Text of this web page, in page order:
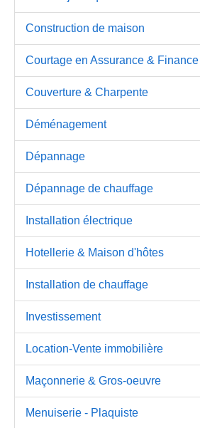
Construction de maison
Courtage en Assurance & Finance
Couverture & Charpente
Déménagement
Dépannage
Dépannage de chauffage
Installation électrique
Hotellerie & Maison d'hôtes
Installation de chauffage
Investissement
Location-Vente immobilière
Maçonnerie & Gros-oeuvre
Menuiserie - Plaquiste